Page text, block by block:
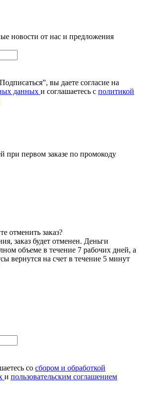
новости от нас и предложения
вы даете согласие на
данных и соглашаетесь с политикой
при первом заказе по промокоду
отменить заказ?
заказ будет отменен. Деньги
объеме в течение 7 рабочих дней, а
вернутся на счет в течение 5 минут
со сбором и обработкой
и пользовательским соглашением